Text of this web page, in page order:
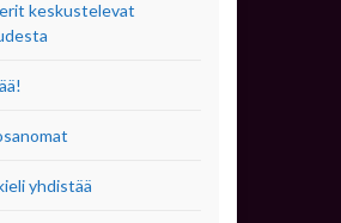
keskustelevat
yhdistää